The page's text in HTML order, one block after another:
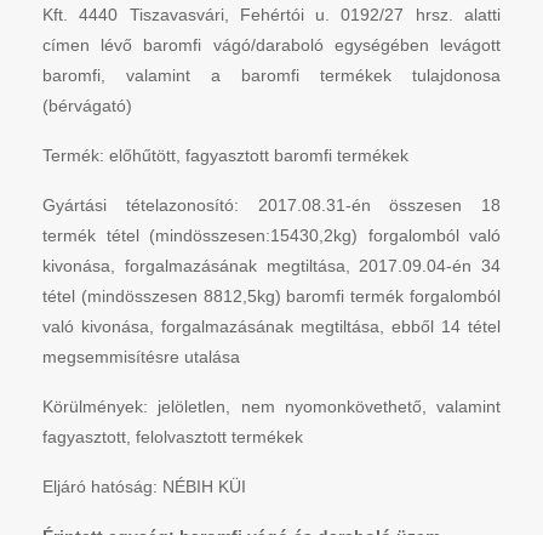
Kft. 4440 Tiszavasvári, Fehértói u. 0192/27 hrsz. alatti
címen lévő baromfi vágó/daraboló egységében levágott
baromfi, valamint a baromfi termékek tulajdonosa
(bérvágató)
Termék: előhűtött, fagyasztott baromfi termékek
Gyártási tételazonosító: 2017.08.31-én összesen 18
termék tétel (mindösszesen:15430,2kg) forgalomból való
kivonása, forgalmazásának megtiltása, 2017.09.04-én 34
tétel (mindösszesen 8812,5kg) baromfi termék forgalomból
való kivonása, forgalmazásának megtiltása, ebből 14 tétel
megsemmisítésre utalása
Körülmények: jelöletlen, nem nyomonkövethető, valamint
fagyasztott, felolvasztott termékek
Eljáró hatóság: NÉBIH KÜI